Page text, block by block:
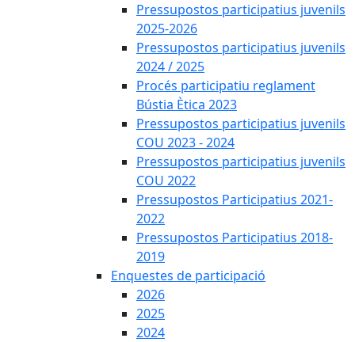
Pressupostos participatius juvenils
2025-2026
Pressupostos participatius juvenils
2024 / 2025
Procés participatiu reglament
Bústia Ètica 2023
Pressupostos participatius juvenils
COU 2023 - 2024
Pressupostos participatius juvenils
COU 2022
Pressupostos Participatius 2021-
2022
Pressupostos Participatius 2018-
2019
Enquestes de participació
2026
2025
2024